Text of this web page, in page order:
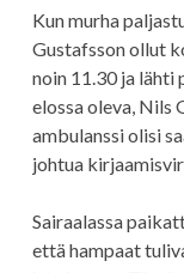
Kun murha
Gustafsson ollut
noin 11.30 ja lähti
elossa oleva, Nils
ambulanssi olisi
johtua
Sairaalassa
että hampaat